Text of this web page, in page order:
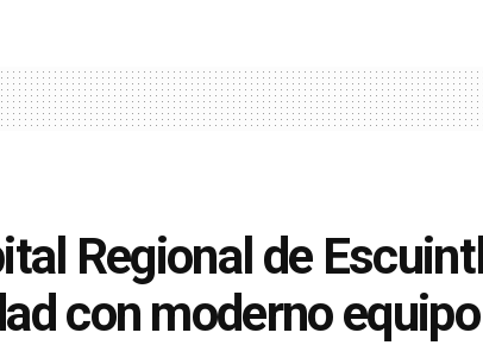
Regional de
con moderno